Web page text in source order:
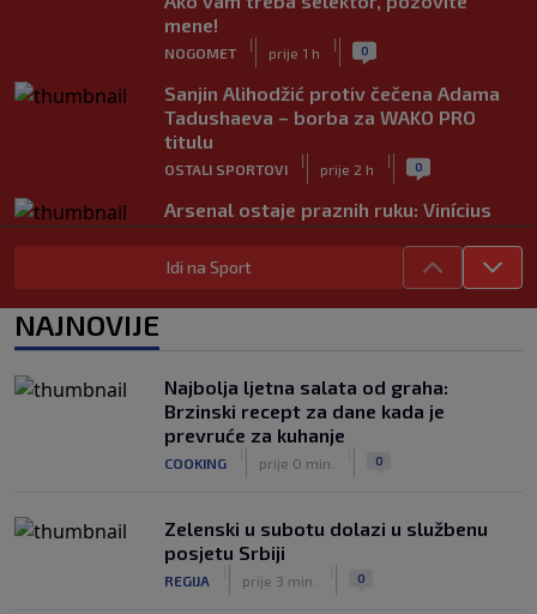
mene!
NOGOMET
|
prije 1 h
| 0
Sanjin Alihodžić protiv čečena Adama
Tadushaeva – borba za WAKO PRO
titulu
OSTALI SPORTOVI
|
prije 2 h
| 0
Arsenal ostaje praznih ruku: Vinícius
Júnior i Real Madrid postigli dogovor
NOGOMET
NOGOMET
| | 0
Izvinjenje s elementima prijetnje i
„gomila slabića“ u UEFA-i
Idi na Sport
NAJNOVIJE
Najbolja ljetna salata od graha:
Brzinski recept za dane kada je
prevruće za kuhanje
COOKING prije 0 min. 0
Zelenski u subotu dolazi u službenu
posjetu Srbiji
REGIJA prije 3 min. 0